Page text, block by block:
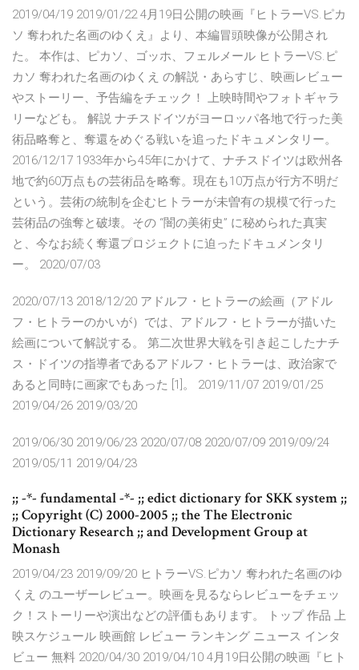
2019/04/19 2019/01/22 4月19日公開の映画『ヒトラーVS.ピカ
ソ 奪われた名画のゆくえ』より、本編冒頭映像が公開され
た。 本作は、ピカソ、ゴッホ、フェルメール ヒトラーVS.ピ
カソ 奪われた名画のゆくえ の解説・あらすじ、映画レビュー
やストーリー、予告編をチェック！ 上映時間やフォトギャラ
リーなども。 解説 ナチスドイツがヨーロッパ各地で行った美
術品略奪と、奪還をめぐる戦いを追ったドキュメンタリー。
2016/12/17 1933年から45年にかけて、ナチスドイツは欧州各
地で約60万点もの芸術品を略奪。現在も10万点が行方不明だ
という。芸術の統制を企むヒトラーが未曽有の規模で行った
芸術品の強奪と破壊。その “闇の美術史” に秘められた真実
と、今なお続く奪還プロジェクトに迫ったドキュメンタリ
ー。 2020/07/03
2020/07/13 2018/12/20 アドルフ・ヒトラーの絵画（アドル
フ・ヒトラーのかいが）では、アドルフ・ヒトラーが描いた
絵画について解説する。 第二次世界大戦を引き起こしたナチ
ス・ドイツの指導者であるアドルフ・ヒトラーは、政治家で
あると同時に画家でもあった [1]。 2019/11/07 2019/01/25
2019/04/26 2019/03/20
2019/06/30 2019/06/23 2020/07/08 2020/07/09 2019/09/24
2019/05/11 2019/04/23
;; -*- fundamental -*- ;; edict dictionary for SKK system ;;
;; Copyright (C) 2000-2005 ;; the The Electronic
Dictionary Research ;; and Development Group at
Monash
2019/04/23 2019/09/20 ヒトラーVS.ピカソ 奪われた名画のゆ
くえ のユーザーレビュー。映画を見るならレビューをチェッ
ク！ストーリーや演出などの評価もあります。 トップ 作品 上
映スケジュール 映画館 レビュー ランキング ニュース インタ
ビュー 無料 2020/04/30 2019/04/10 4月19日公開の映画『ヒト